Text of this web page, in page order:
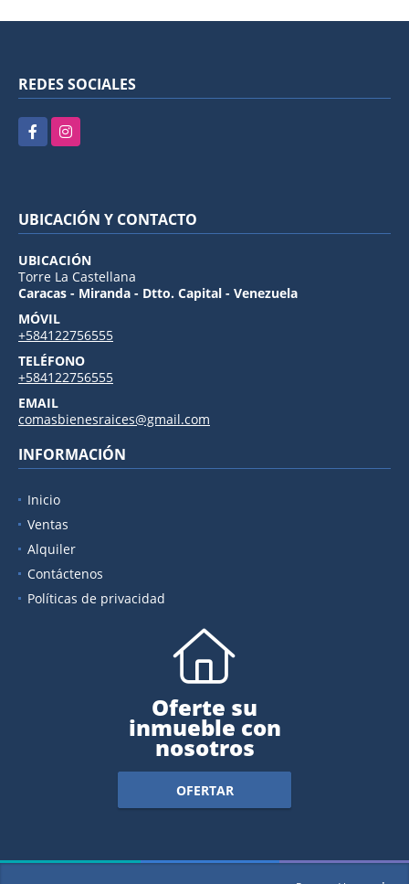
REDES SOCIALES
FacebookInstagram
UBICACIÓN Y CONTACTO
UBICACIÓN
Torre La Castellana
Caracas - Miranda - Dtto. Capital - Venezuela
MÓVIL
+584122756555
TELÉFONO
+584122756555
EMAIL
comasbienesraices@gmail.com
INFORMACIÓN
Inicio
Ventas
Alquiler
Contáctenos
Políticas de privacidad
Oferte su
inmueble con
nosotros
OFERTAR